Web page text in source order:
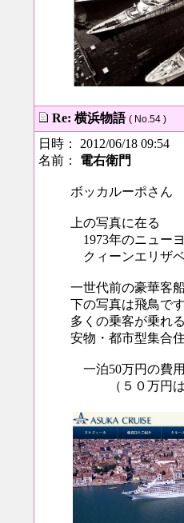
Re: 横浜物語 ( No.54 )
日時： 2012/06/18 09:54
名前： 電右衛門
ボッカルーポさん
上の写真に在る
1973年のニュー
クィーンエリザ
一世代前の豪華客
下の写真は飛鳥で
多くの乗客が乗れ
安物・都市型集合
一泊50万円の費
（５０万円はロ